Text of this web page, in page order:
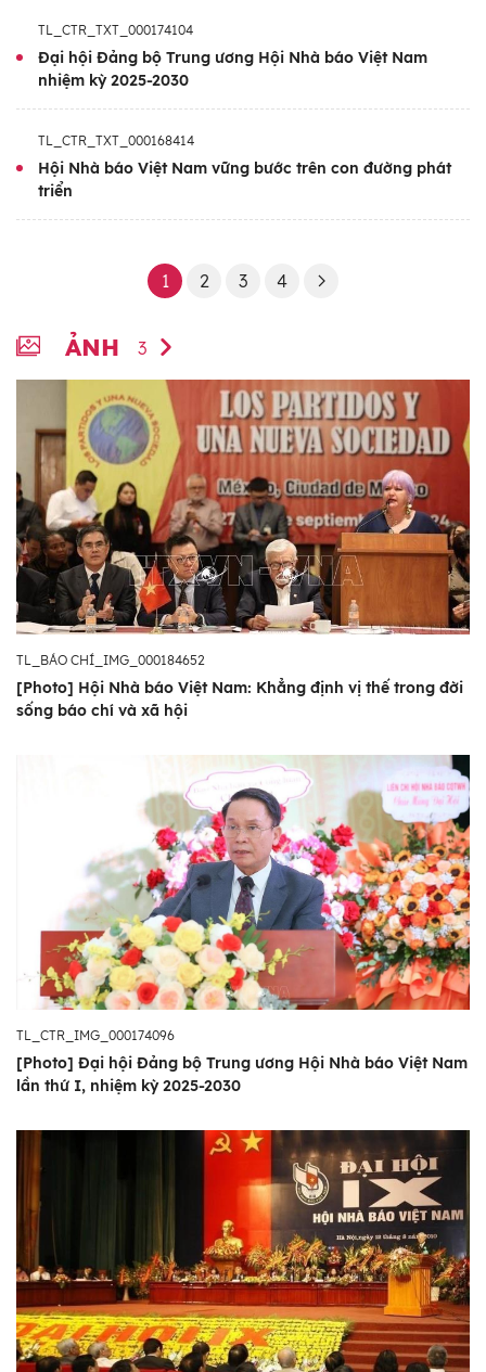
TL_CTR_TXT_000174104
Đại hội Đảng bộ Trung ương Hội Nhà báo Việt Nam
nhiệm kỳ 2025-2030
TL_CTR_TXT_000168414
Hội Nhà báo Việt Nam vững bước trên con đường phát
triển
1 2 3 4
ẢNH 3
TL_BÁO CHÍ_IMG_000184652
[Photo] Hội Nhà báo Việt Nam: Khẳng định vị thế trong đời
sống báo chí và xã hội
TL_CTR_IMG_000174096
[Photo] Đại hội Đảng bộ Trung ương Hội Nhà báo Việt Nam
lần thứ I, nhiệm kỳ 2025-2030